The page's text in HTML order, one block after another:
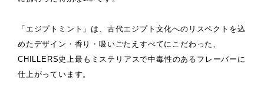
「エジプトミント」は、古代エジプト文化へのリスペクトを込
めたデザイン・香り・吸いごたえすべてにこだわった、
CHILLERS史上最もミステリアスで中毒性のあるフレーバーに
仕上がっています。